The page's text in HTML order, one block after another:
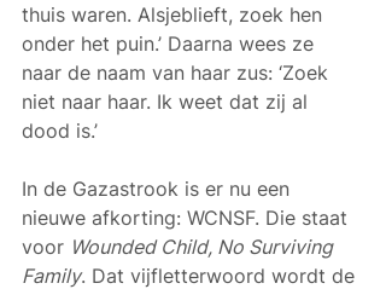
thuis waren. Alsjeblieft, zoek hen
onder het puin.’ Daarna wees ze
naar de naam van haar zus: ‘Zoek
niet naar haar. Ik weet dat zij al
dood is.’
In de Gazastrook is er nu een
nieuwe afkorting: WCNSF. Die staat
voor Wounded Child, No Surviving
Family. Dat vijfletterwoord wordt de